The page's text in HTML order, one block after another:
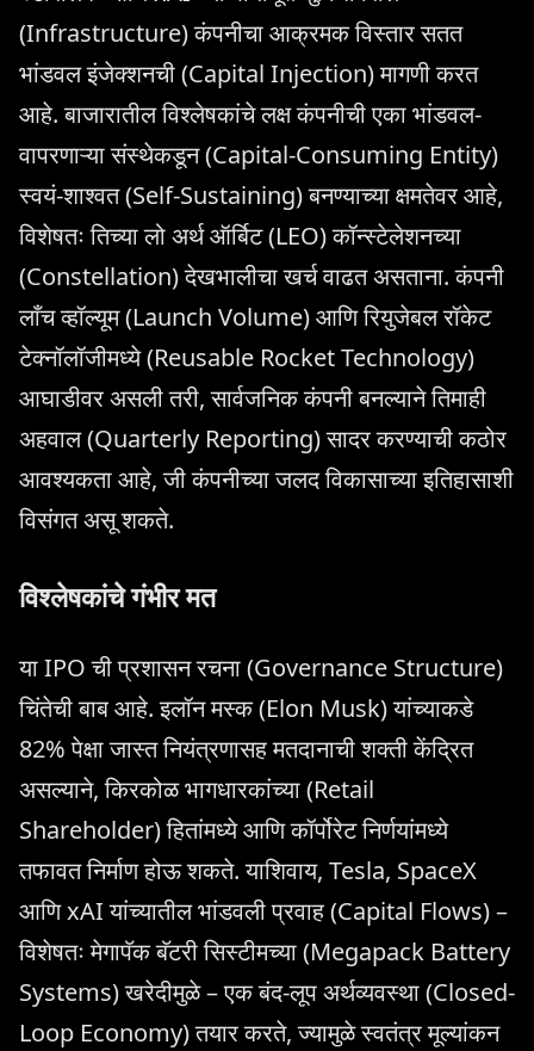
(Infrastructure) कंपनीचा आक्रमक विस्तार सतत
भांडवल इंजेक्शनची (Capital Injection) मागणी करत
आहे. बाजारातील विश्लेषकांचे लक्ष कंपनीची एका भांडवल-
वापरणाऱ्या संस्थेकडून (Capital-Consuming Entity)
स्वयं-शाश्वत (Self-Sustaining) बनण्याच्या क्षमतेवर आहे,
विशेषतः तिच्या लो अर्थ ऑर्बिट (LEO) कॉन्स्टेलेशनच्या
(Constellation) देखभालीचा खर्च वाढत असताना. कंपनी
लाँच व्हॉल्यूम (Launch Volume) आणि रियुजेबल रॉकेट
टेक्नॉलॉजीमध्ये (Reusable Rocket Technology)
आघाडीवर असली तरी, सार्वजनिक कंपनी बनल्याने तिमाही
अहवाल (Quarterly Reporting) सादर करण्याची कठोर
आवश्यकता आहे, जी कंपनीच्या जलद विकासाच्या इतिहासाशी
विसंगत असू शकते.
विश्लेषकांचे गंभीर मत
या IPO ची प्रशासन रचना (Governance Structure)
चिंतेची बाब आहे. इलॉन मस्क (Elon Musk) यांच्याकडे
82% पेक्षा जास्त नियंत्रणासह मतदानाची शक्ती केंद्रित
असल्याने, किरकोळ भागधारकांच्या (Retail
Shareholder) हितांमध्ये आणि कॉर्पोरेट निर्णयांमध्ये
तफावत निर्माण होऊ शकते. याशिवाय, Tesla, SpaceX
आणि xAI यांच्यातील भांडवली प्रवाह (Capital Flows) –
विशेषतः मेगापॅक बॅटरी सिस्टीमच्या (Megapack Battery
Systems) खरेदीमुळे – एक बंद-लूप अर्थव्यवस्था (Closed-
Loop Economy) तयार करते, ज्यामुळे स्वतंत्र मूल्यांकन